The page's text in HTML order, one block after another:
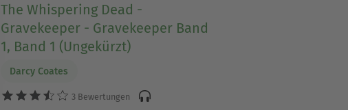
The Whispering Dead -
Gravekeeper - Gravekeeper Band
1, Band 1 (Ungekürzt)
Darcy Coates
3 Bewertungen